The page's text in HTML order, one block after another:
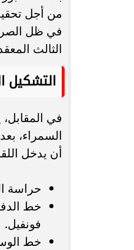
من أجل
في ظل
الثالث
التشكيل
في
السمراء،
أن يدخل
حراسة
خط
فونفيل.
خط